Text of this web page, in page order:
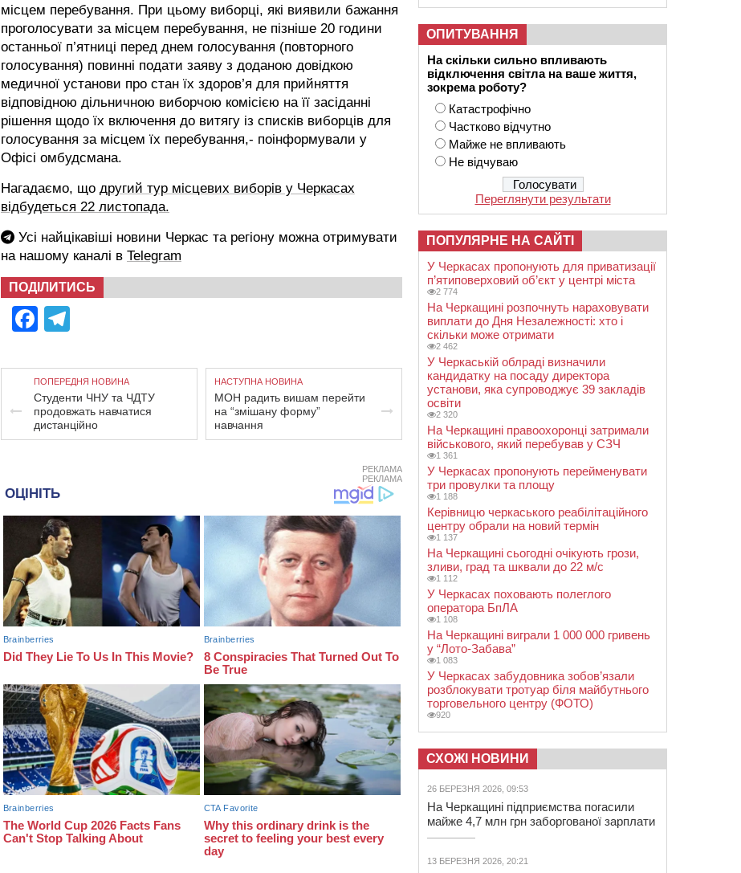
місцем перебування. При цьому виборці, які виявили бажання
проголосувати за місцем перебування, не пізніше 20 години
останньої п’ятниці перед днем голосування (повторного
голосування) повинні подати заяву з доданою довідкою
медичної установи про стан їх здоров’я для прийняття
відповідною дільничною виборчою комісією на її засіданні
рішення щодо їх включення до витягу із списків виборців для
голосування за місцем їх перебування,- поінформували у
Офісі омбудсмана.
Нагадаємо, що другий тур місцевих виборів у Черкасах
відбудеться 22 листопада.
Усі найцікавіші новини Черкас та регіону можна отримувати
на нашому каналі в Telegram
ПОДІЛИТИСЬ
Facebook
ПОПЕРЕДНЯ НОВИНА
Студенти ЧНУ та ЧДТУ
продовжать навчатися
дистанційно
НАСТУПНА НОВИНА
МОН радить вишам перейти
на “змішану форму”
навчання
РЕКЛАМА
РЕКЛАМА
ОПИТУВАННЯ
На скільки сильно впливають
відключення світла на ваше життя,
зокрема роботу?
Катастрофічно
Частково відчутно
Майже не впливають
Не відчуваю
Переглянути результати
ПОПУЛЯРНЕ НА САЙТІ
У Черкасах пропонують для приватизації
п’ятиповерховий об’єкт у центрі міста
2 774
На Черкащині розпочнуть нараховувати
виплати до Дня Незалежності: хто і
скільки може отримати
2 462
У Черкаській облраді визначили
кандидатку на посаду директора
установи, яка супроводжує 39 закладів
освіти
2 320
На Черкащині правоохоронці затримали
військового, який перебував у СЗЧ
1 361
У Черкасах пропонують перейменувати
три провулки та площу
1 188
Керівницю черкаського реабілітаційного
центру обрали на новий термін
1 137
На Черкащині сьогодні очікують грози,
зливи, град та шквали до 22 м/с
1 112
У Черкасах поховають полеглого
оператора БпЛА
1 108
На Черкащині виграли 1 000 000 гривень
у “Лото-Забава”
1 083
У Черкасах забудовника зобов’язали
розблокувати тротуар біля майбутнього
торговельного центру (ФОТО)
920
СХОЖІ НОВИНИ
26 БЕРЕЗНЯ 2026, 09:53
На Черкащині підприємства погасили
майже 4,7 млн грн заборгованої зарплати
13 БЕРЕЗНЯ 2026, 20:21